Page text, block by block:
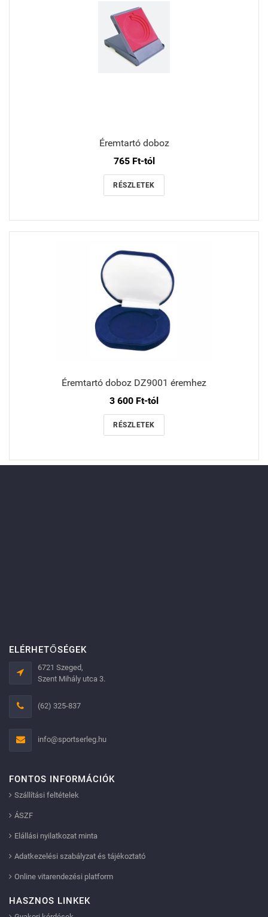
Éremtartó doboz
765 Ft-tól
RÉSZLETEK
Éremtartó doboz DZ9001 éremhez
3 600 Ft-tól
RÉSZLETEK
ELÉRHETŐSÉGEK
6721 Szeged,
Szent Mihály utca 3.
(62) 325-837
info@sportserleg.hu
FONTOS INFORMÁCIÓK
Szállítási feltételek
ÁSZF
Elállási nyilatkozat minta
Adatkezelési szabályzat és tájékoztató
Online vitarendezési platform
HASZNOS LINKEK